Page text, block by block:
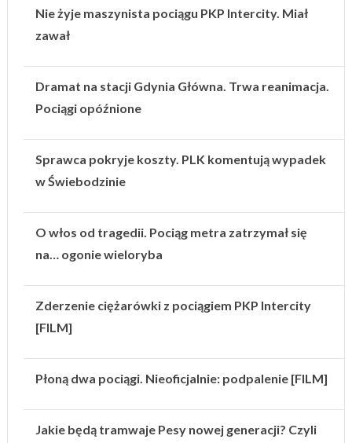
Nie żyje maszynista pociągu PKP Intercity. Miał
zawał
Dramat na stacji Gdynia Główna. Trwa reanimacja.
Pociągi opóźnione
Sprawca pokryje koszty. PLK komentują wypadek
w Świebodzinie
O włos od tragedii. Pociąg metra zatrzymał się
na… ogonie wieloryba
Zderzenie ciężarówki z pociągiem PKP Intercity
[FILM]
Płoną dwa pociągi. Nieoficjalnie: podpalenie [FILM]
Jakie będą tramwaje Pesy nowej generacji? Czyli